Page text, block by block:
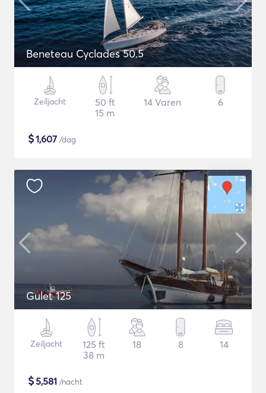
Beneteau Cyclades 50.5
Zeiljacht
50 ft
15 m
14 Varen 6
$1,607 /dag
Gulet 125
Zeiljacht
125 ft
38 m
18 8 14
$5,581 /nacht